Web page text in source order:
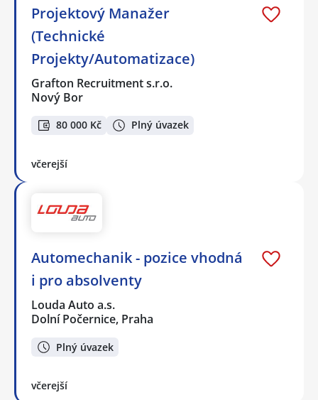
Projektový Manažer
(Technické
Projekty/Automatizace)
Grafton Recruitment s.r.o.
Nový Bor
80 000 Kč Plný úvazek
včerejší
Automechanik - pozice vhodná
i pro absolventy
Louda Auto a.s.
Dolní Počernice, Praha
Plný úvazek
včerejší